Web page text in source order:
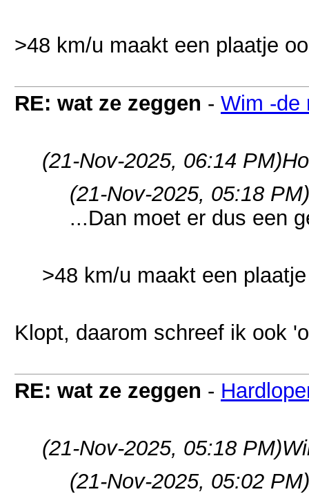
>48 km/u maakt een plaatje
RE: wat ze zeggen - Wim -de
(21-Nov-2025, 06:14 PM)
(21-Nov-2025, 05:18 PM)
...Dan moet er dus een
>48 km/u maakt een
Klopt, daarom schreef ik ook
RE: wat ze zeggen -
(21-Nov-2025, 05:18 PM)
(21-Nov-2025, 05:02 PM)